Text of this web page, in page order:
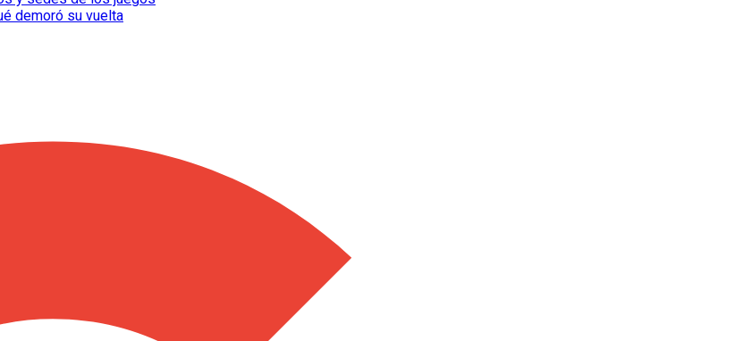
demoró su vuelta